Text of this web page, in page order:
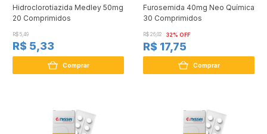
Hidroclorotiazida Medley 50mg
20 Comprimidos
R$ 5,49
R$ 5,33
Comprar
Furosemida 40mg Neo Química
30 Comprimidos
R$ 26,02 32% OFF
R$ 17,75
Comprar